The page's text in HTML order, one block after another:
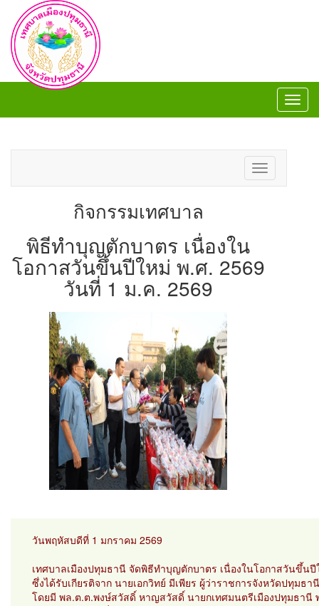
Toggle
navigation
กิจกรรมเทศบาล
พิธีทำบุญตักบาตร เนื่องใน
โอกาสวันขึ้นปีใหม่ พ.ศ. 2569
วันที่ 1 ม.ค. 2569
วันพฤหัสบดีที่ 1 มกราคม 2569
เทศบาลเมืองปทุมธานี จัดพิธีทำบุญตักบาตร เนื่องในโอกาสวันขึ้นปี
ซึ่งได้รับเกียรติจาก นายเอกวิทย์ มีเพียร ผู้ว่าราชการจังหวัดปทุมธ
โดยมี พล.ต.ต.พงษ์สวัสดิ์ หาญสวัสดิ์ นายกเทศมนตรีเมืองปทุมธา